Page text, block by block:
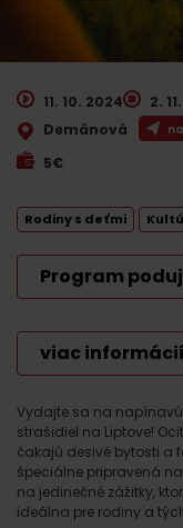
Vydajte sa na
strašidiel na Liptove!
čakajú desivé bytosti a
špeciálne pripravená
na jedinečné zážitky,
ideálna pre rodiny a
11. 10. 2024
2.
Demänová
5€
Rodiny s deťmi
Program
viac